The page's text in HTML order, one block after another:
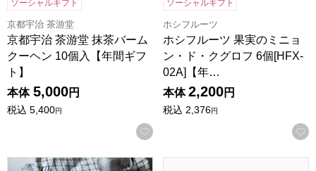
ソーシャルギフト
京都宇治 茶游堂
京都宇治 茶游堂 抹茶バーム
クーヘン 10個入【年間ギフ
ト】
本体 5,000円
税込 5,400円
お気に入りに登録する
ソーシャルギフト
ホシフルーツ
ホシフルーツ 果実のミニョ
ン・ド・クグロフ 6個[HFX-
02A]【年…
本体 2,200円
税込 2,376円
ホシフルーツ ハードバウム 直径13cm【年間ギフト】